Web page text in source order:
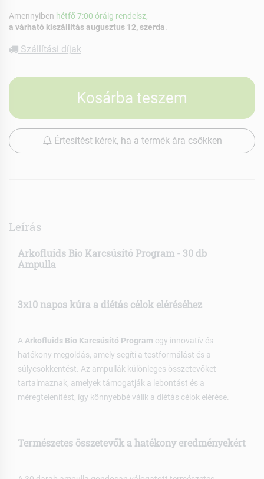
Amennyiben hétfő 7:00 óráig rendelsz,
a várható kiszállítás augusztus 12, szerda
Szállítási díjak
Kosárba teszem
Értesítést kérek, ha a termék ára csökken
Leírás
Arkofluids Bio Karcsúsító Program - 30 db
Ampulla
3x10 napos kúra a diétás célok eléréséhez
A Arkofluids Bio Karcsúsító Program egy innovatív és
hatékony megoldás, amely segíti a testformálást és a
súlycsökkentést. Az ampullák különleges összetevőket
tartalmaznak, amelyek támogatják a lebontást és a
méregtelenítést, így könnyebbé válik a diétás célok elérése.
Természetes összetevők a hatékony eredményekért